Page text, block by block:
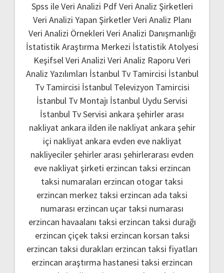
Spss ile Veri Analizi PdfVeri Analiz Şirketleri
Veri Analizi Yapan ŞirketlerVeri Analiz Planı
Veri Analizi Örnekleri Veri Analizi Danışmanlığı
İstatistik Araştırma Merkezi İstatistik Atolyesi
Keşifsel Veri Analizi Veri Analiz Raporu Veri
Analiz Yazılımları İstanbul Tv Tamircisi İstanbul
Tv Tamircisi İstanbul Televizyon Tamircisi
İstanbul Tv Montajı İstanbul Uydu Servisi
İstanbul Tv Servisi ankara şehirler arası
nakliyat ankara ilden ile nakliyat ankara şehir
içi nakliyat ankara evden eve nakliyat
nakliyeciler şehirler arası şehirlerarası evden
eve nakliyat şirketi erzincan taksi erzincan
taksi numaraları erzincan otogar taksi
erzincan merkez taksi erzincan ada taksi
numarası erzincan uçar taksi numarası
erzincan havaalanı taksi erzincan taksi durağı
erzincan çiçek taksi erzincan korsan taksi
erzincan taksi durakları erzincan taksi fiyatları
erzincan araştırma hastanesi taksi erzincan